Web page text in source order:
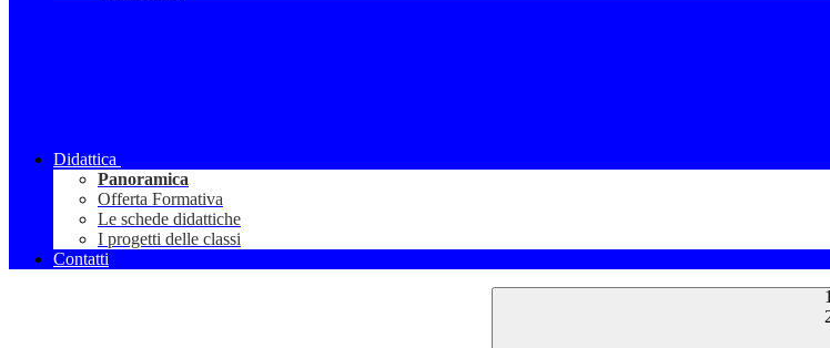
Didattica
Panoramica
Offerta Formativa
Le schede didattiche
I progetti delle classi
Contatti